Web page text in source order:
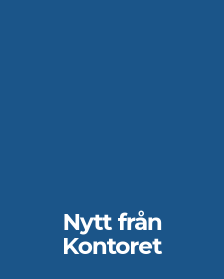
Nytt från
Kontoret